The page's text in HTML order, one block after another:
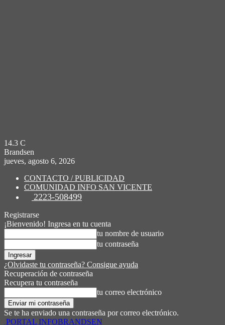
14.3 C
Brandsen
jueves, agosto 6, 2026
CONTACTO / PUBLICIDAD
COMUNIDAD INFO SAN VICENTE
2223-508499
Registrarse
¡Bienvenido! Ingresa en tu cuenta
tu nombre de usuario
tu contraseña
¿Olvidaste tu contraseña? Consigue ayuda
Recuperación de contraseña
Recupera tu contraseña
tu correo electrónico
Se te ha enviado una contraseña por correo electrónico.
PORTAL INFOBRANDSEN